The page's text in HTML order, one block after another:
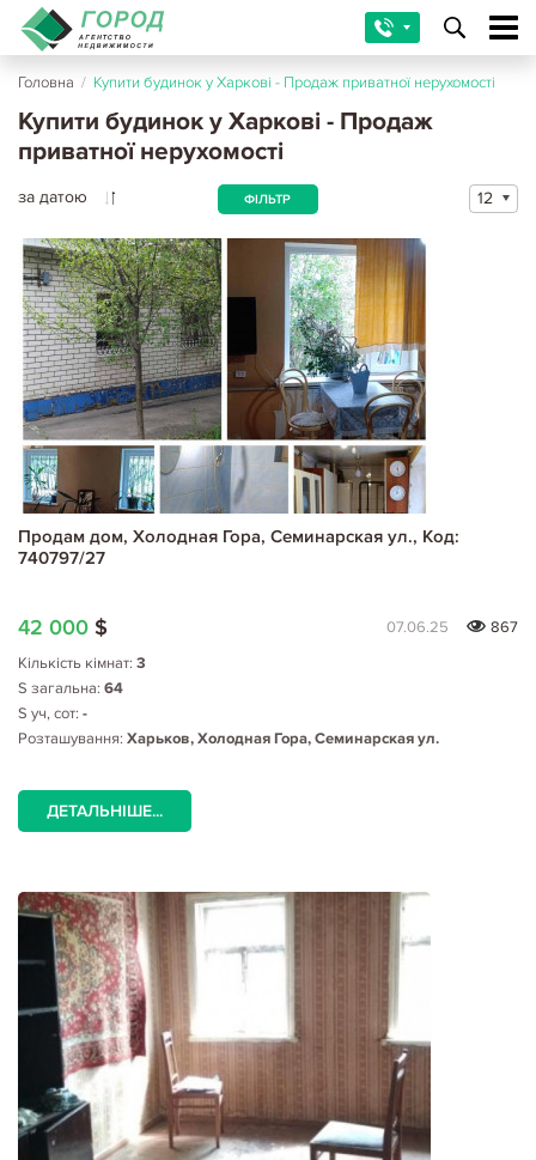
Головна / Купити будинок у Харкові - Продаж приватної нерухомості
Купити будинок у Харкові - Продаж
приватної нерухомості
за датою ФІЛЬТР 12
Продам дом, Холодная Гора, Семинарская ул., Код:
740797/27
42 000 $ 07.06.25
867
Кількість кімнат: 3
S загальна: 64
S уч, сот: -
Розташування: Харьков, Холодная Гора, Семинарская ул.
ДЕТАЛЬНІШЕ...